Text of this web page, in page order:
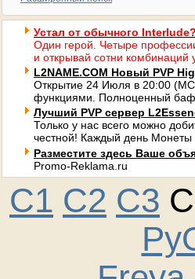
Устал от обычного
Один герой. Четыре
и открывай сотни комбинаций
L2NAME.COM Новый PVP
Открытие 24 Июля в 20:00
функциями. Полноценный
Лучший PVP сервер
Только у нас всего можно
честной! Каждый день Монеты
Разместите здесь Ваше
Promo-Reklama.ru
C1 C2 C3